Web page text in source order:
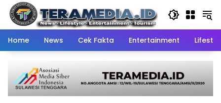
Skip
content
Home
News Cek Fakta Entertainment